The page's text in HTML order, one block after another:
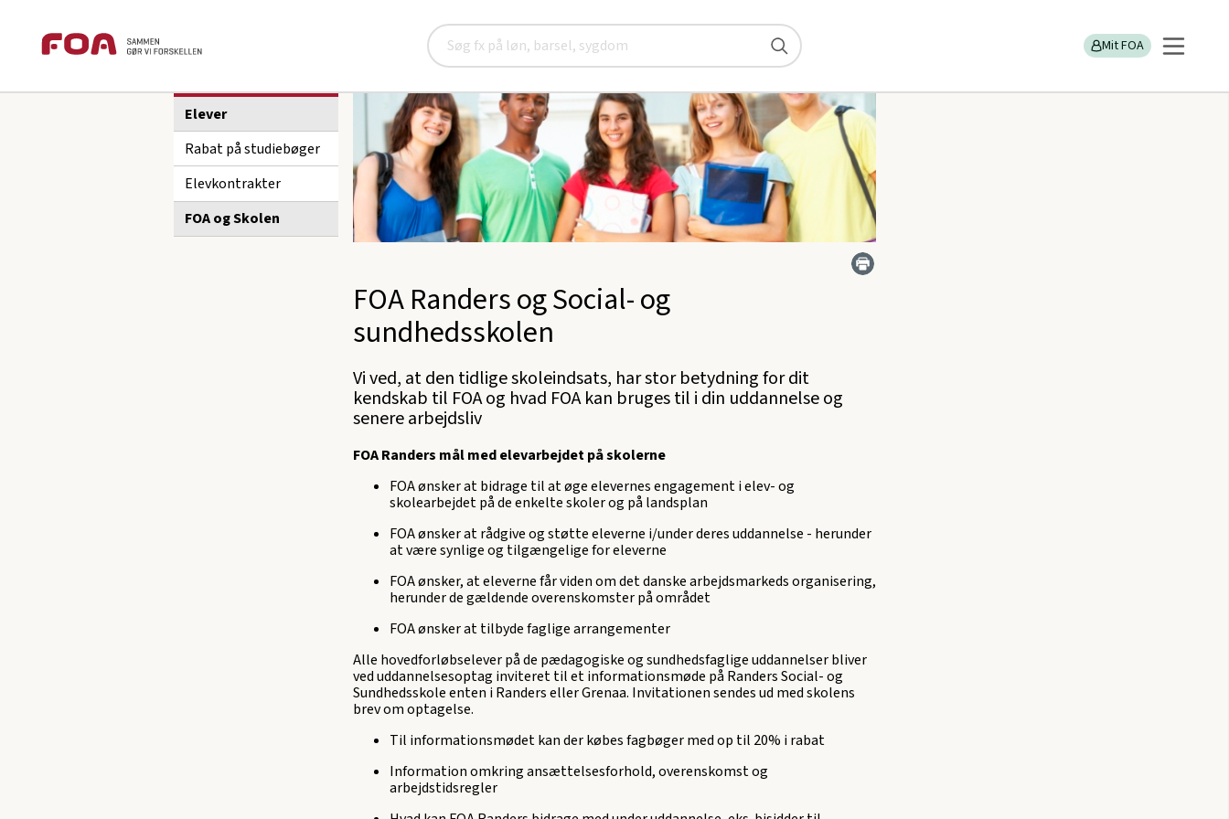
hovedindhold
hovedmenu
Søg
Mit FOA
Elever FOA og Skolen
menu
Elever
Rabat på studiebøger
Elevkontrakter
FOA og Skolen
FOA Randers og Social- og
sundhedsskolen
Vi ved, at den tidlige skoleindsats, har stor betydning for dit
kendskab til FOA og hvad FOA kan bruges til i din uddannelse og
senere arbejdsliv
FOA Randers mål med elevarbejdet på skolerne
FOA ønsker at bidrage til at øge elevernes engagement i elev- og
skolearbejdet på de enkelte skoler og på landsplan
FOA ønsker at rådgive og støtte eleverne i/under deres uddannelse - herunder
at være synlige og tilgængelige for eleverne
FOA ønsker, at eleverne får viden om det danske arbejdsmarkeds organisering,
herunder de gældende overenskomster på området
FOA ønsker at tilbyde faglige arrangementer
Alle hovedforløbselever på de pædagogiske og sundhedsfaglige uddannelser bliver
ved uddannelsesoptag inviteret til et informationsmøde på Randers Social- og
Sundhedsskole enten i Randers eller Grenaa. Invitationen sendes ud med skolens
brev om optagelse.
Til informationsmødet kan der købes fagbøger med op til 20% i rabat
Information omkring ansættelsesforhold, overenskomst og
arbejdstidsregler